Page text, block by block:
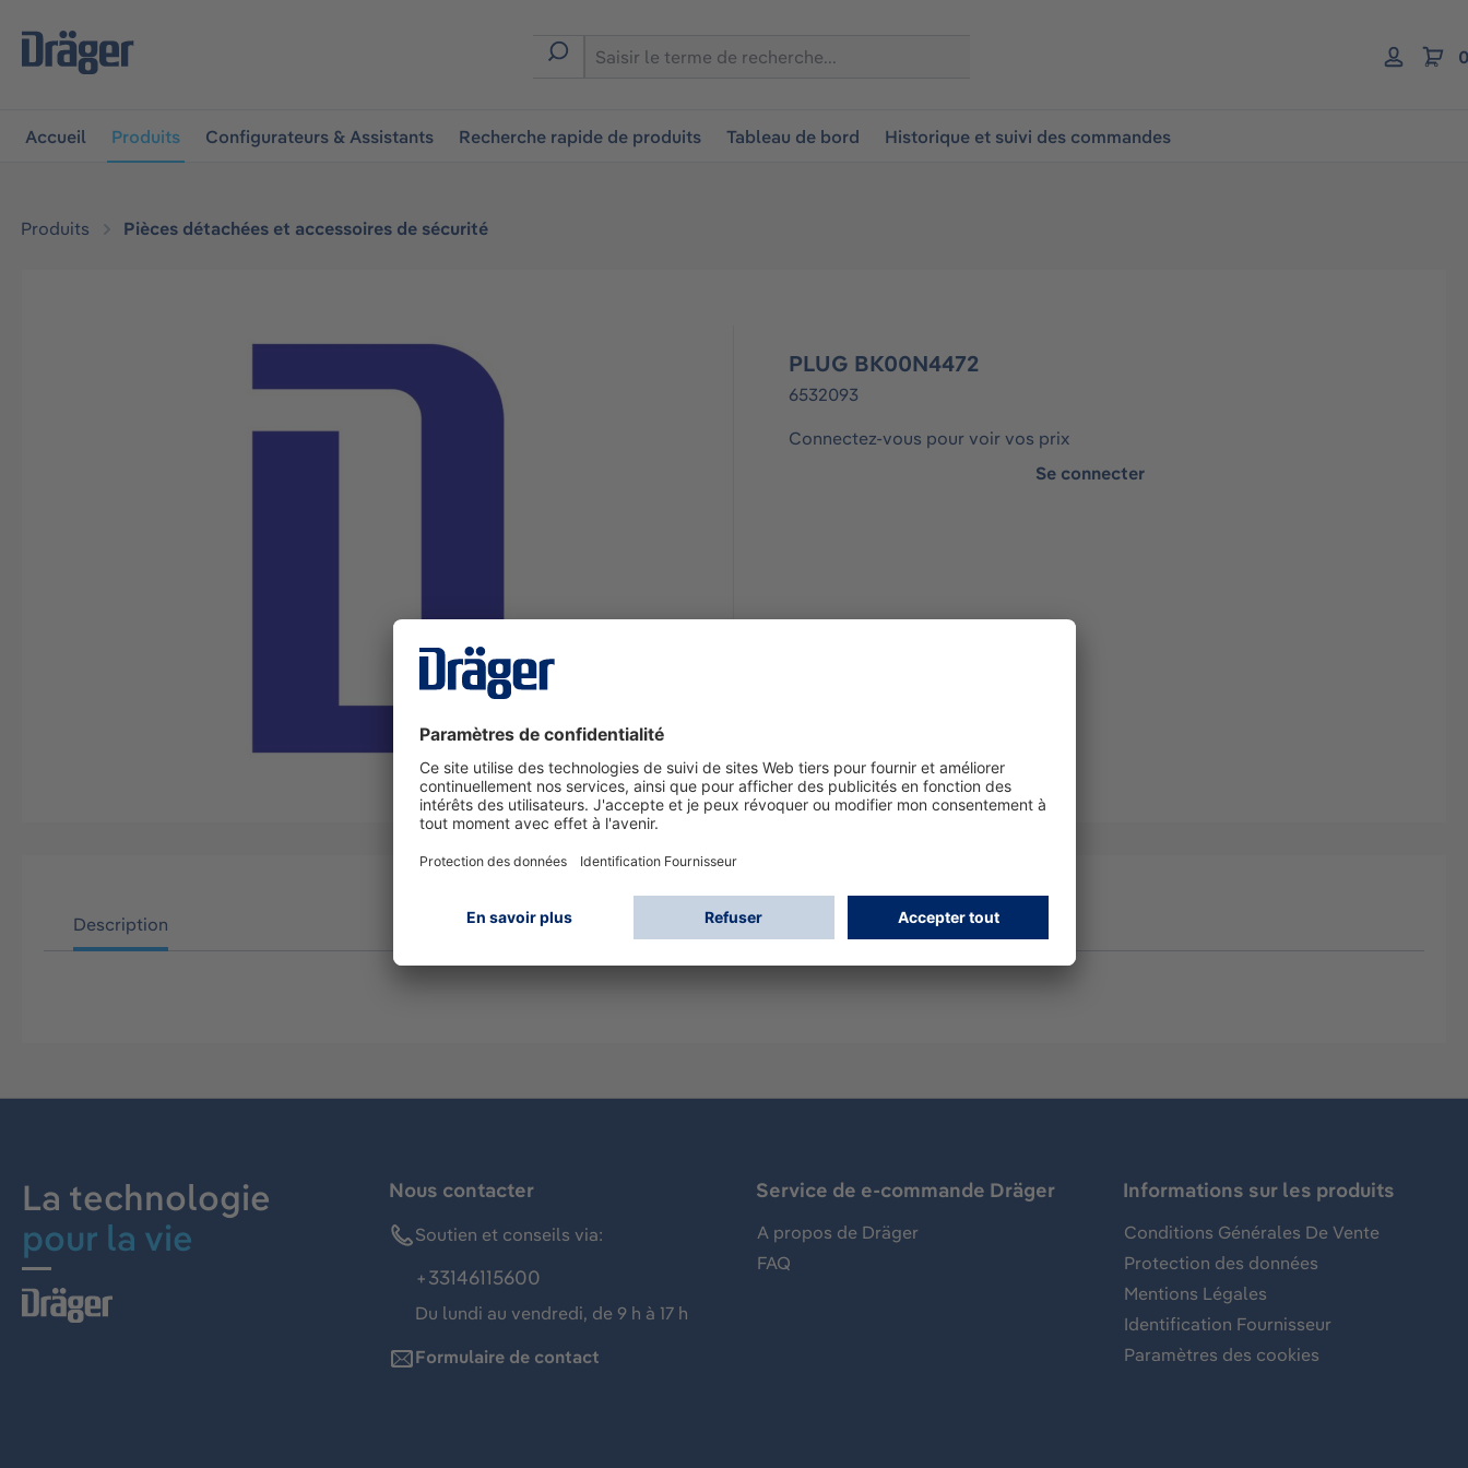
à la navigation principale
Accueil Produits Configurateurs & Assistants Recherche rapide de produits Tableau de bord Historique et suivi des commandes
Produits Pièces détachées et accessoires de sécurité
PLUG BK00N4472
6532093
Connectez-vous pour voir vos prix
Se connecter
Description
La technologie
pour la vie
Nous contacter
Soutien et conseils via:
+33146115600
Du lundi au vendredi, de 9 h à 17 h
Formulaire de contact
Service de e-commande Dräger
A propos de Dräger
FAQ
Informations sur les produits
Conditions Générales De Vente
Protection des données
Mentions Légales
Identification Fournisseur
Paramètres des cookies